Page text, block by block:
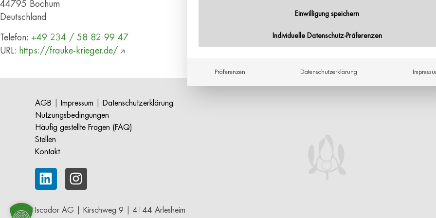
44795
Bochum
Deutschland
Telefon: +49 234 / 58 82 99 47
URL: https://frauke-krieger.de/
AGB Impressum
Datenschutzerklärung
Nutzungsbedingungen
Häufig gestellte Fragen (FAQ)
Stellen
Kontakt
Iscador AG | Kirschweg 9 | 4144 Arlesheim
Einwilligung speichern
Individuelle Datenschutz-Präferenzen
Präferenzen Datenschutzerklärung